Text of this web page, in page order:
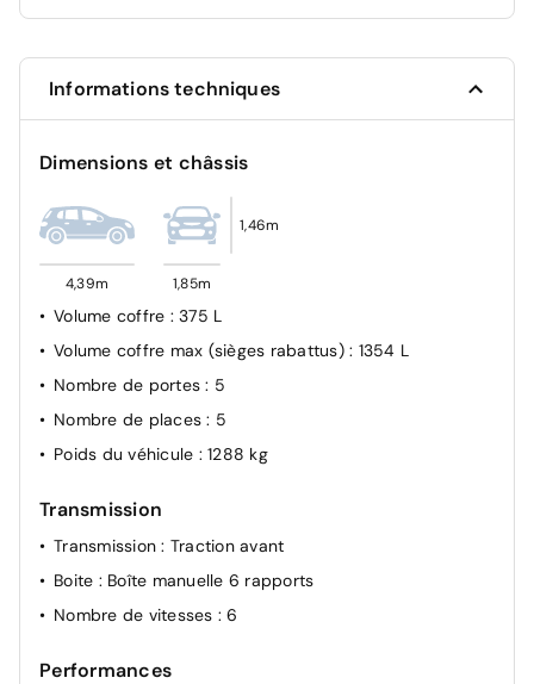
électrochromique
Capteur de pression des pneus TPMS
Freinage automatique post-collision
piétons et cyclistes
Informations techniques
Dimensions et châssis
4,39m 1,85m
1,46m
Volume coffre : 375 L
Volume coffre max (sièges rabattus) : 1354 L
Nombre de portes: 5
Nombre de places: 5
Poids du véhicule : 1288 kg
Transmission
Transmission: Traction avant
Boite : Boîte manuelle 6 rapports
Nombre de vitesses : 6
Performances